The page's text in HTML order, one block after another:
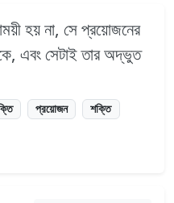
হয় না, সে প্রয়োজনের
এবং সেটাই তার অদ্ভুত
প্রয়োজন শক্তি